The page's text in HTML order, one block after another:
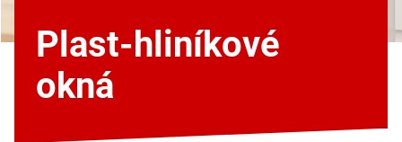
Plast-hliníkové
okná